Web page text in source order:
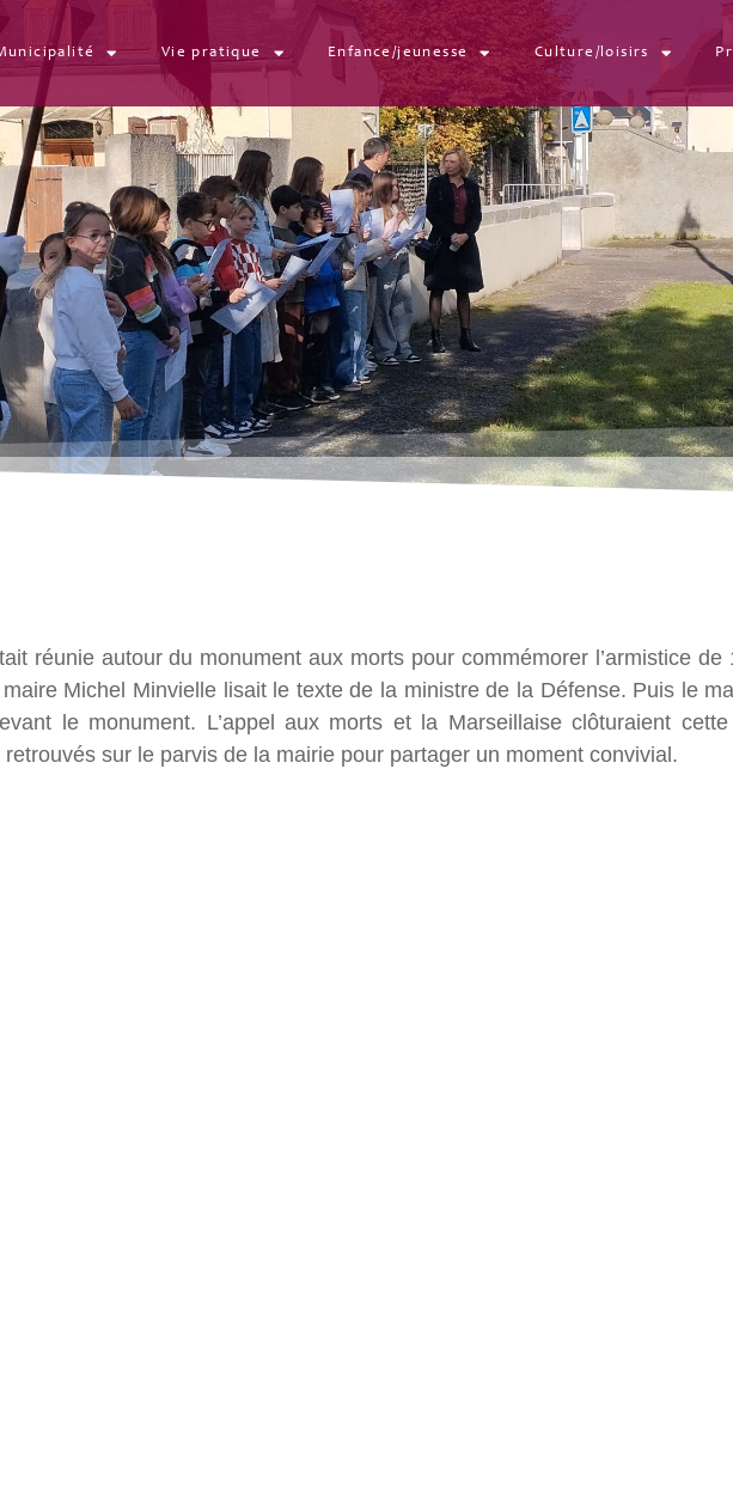
Vie pratique Enfance/jeunesse Culture/loisirs
réunie autour du monument aux morts pour commémorer l’armistice de
Michel Minvielle lisait le texte de la ministre de la Défense. Puis le
le monument. L’appel aux morts et la Marseillaise clôturaient
sur le parvis de la mairie pour partager un moment convivial.